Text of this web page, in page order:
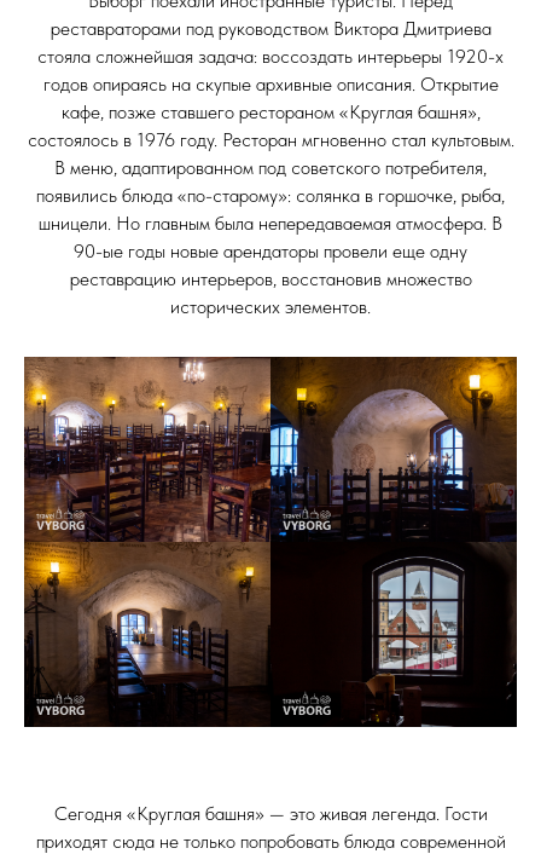
реставраторами под руководством Виктора Дмитриева
стояла сложнейшая задача: воссоздать интерьеры 1920-х
годов опираясь на скупые архивные описания. Открытие
кафе, позже ставшего рестораном «Круглая башня»,
состоялось в 1976 году. Ресторан мгновенно стал культовым.
В меню, адаптированном под советского потребителя,
появились блюда «по-старому»: солянка в горшочке, рыба,
шницели. Но главным была непередаваемая атмосфера. В
90-ые годы новые арендаторы провели еще одну
реставрацию интерьеров, восстановив множество
исторических элементов.
Сегодня «Круглая башня» — это живая легенда. Гости
приходят сюда не только попробовать блюда современной